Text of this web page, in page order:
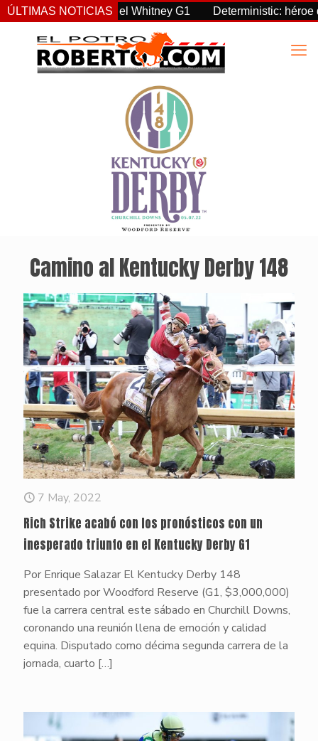
ÚLTIMAS NOTICIAS
supremo en el Whitney G1 Deterministic: héroe del
Camino al Kentucky Derby 148
7 May, 2022
Rich Strike acabó con los pronósticos con un
inesperado triunfo en el Kentucky Derby G1
Por Enrique Salazar El Kentucky Derby 148
presentado por Woodford Reserve (G1, $3,000,000)
fue la carrera central este sábado en Churchill Downs,
coronando una reunión llena de emoción y calidad
equina. Disputado como décima segunda carrera de la
jornada, cuarto […]